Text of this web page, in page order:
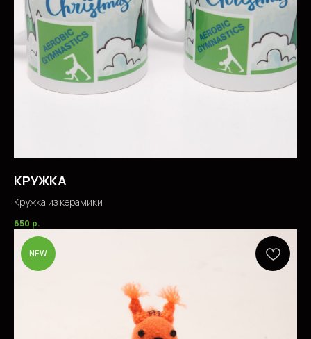
КРУЖКА
Кружка из керамики
650 р.
NEW